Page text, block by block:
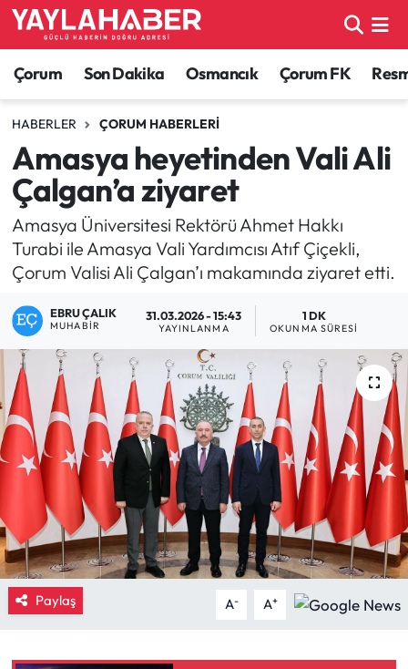
Çorum Son Dakika Osmancık Çorum FK
HABERLER ÇORUM HABERLERI
Amasya heyetinden Vali Ali
Çalgan’a ziyaret
Amasya Üniversitesi Rektörü Ahmet Hakkı
Turabi ile Amasya Vali Yardımcısı Atıf Çiçekli,
Çorum Valisi Ali Çalgan’ı makamında ziyaret etti.
EBRU ÇALIK
MUHABIR
31.03.2026 - 15:43
YAYINLANMA
1 DK
OKUNMA SÜRESI
Paylaş A- A+
Alaca Haberleri
Bayat Haberleri
Bilgi - Keşfet Haberleri
Bilim ve Teknoloji
Boğazkale Haberleri
Çorum Son Dakika Haberleri
Dodurga Haberleri
Eğitim
Ekonomi
Güncel
İskilip Haberleri
Çorum Nöbetçi Eczaneler
Çorum Hava Durumu
Çorum Namaz Vakitleri
Çorum Trafik Yoğunluk Haritası
TFF 1.Lig Puan Durumu ve Fikstür
Son Dakika Haberleri
Haber Arşivi